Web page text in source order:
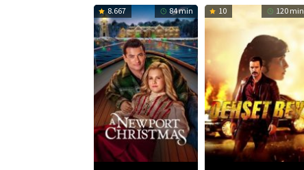
8.667 84 min 10 120 min